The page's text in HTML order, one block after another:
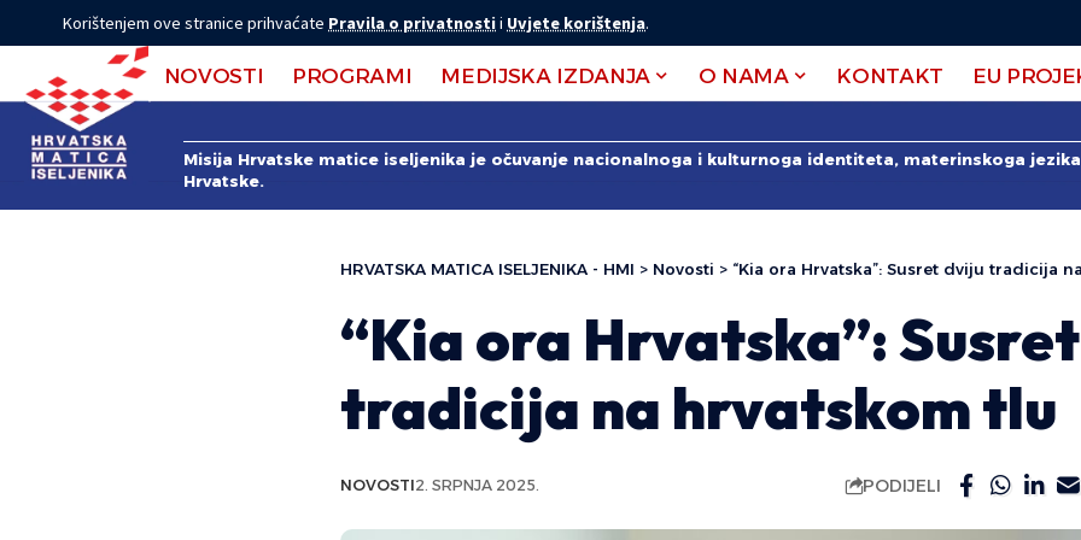
Korištenjem ove stranice prihvaćate Pravila o privatnostii Uvjete korištenja.
NOVOSTI PROGRAMI MEDIJSKA IZDANJA O NAMA KONTAKT EU
Misija Hrvatske matice iseljenika je očuvanje nacionalnoga i kulturnoga identiteta, materinskoga
Hrvatske.
HRVATSKA MATICA ISELJENIKA - HMI > Novosti > “Kia ora Hrvatska”: Susret dviju tradicija
“Kia ora Hrvatska”:
tradicija na hrvatskom tlu
NOVOSTI2. SRPNJA 2025. PODIJELI